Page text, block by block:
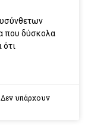
που δύσκολα
Δεν υπάρχουν